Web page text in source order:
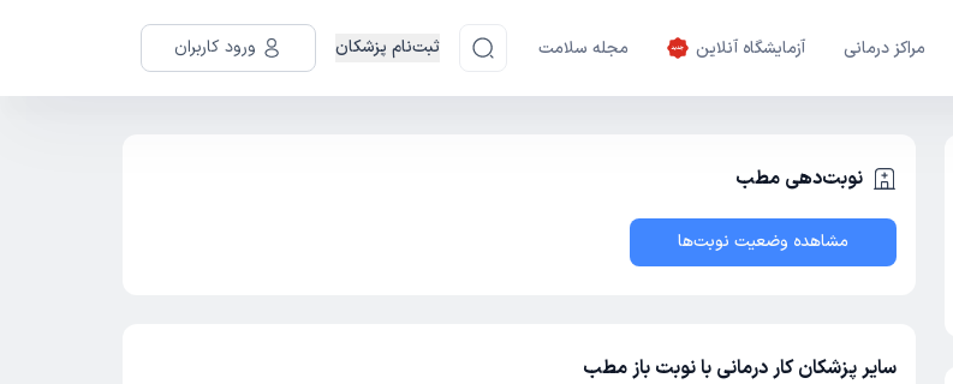
مراکز درمانی آزمایشگاه آنلاین مجله سلامت ثبت‌نام پزشکان ورود کاربران
نوبت‌دهی مطب
مشاهده وضعیت نوبت‌ها
سایر پزشکان کار درمانی با نوبت باز مطب